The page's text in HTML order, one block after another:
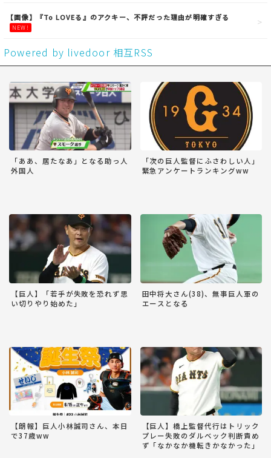
【画像】『To LOVEる』のアクキー、不評だった理由が明確すぎる
NEW!
Powered by livedoor 相互RSS
「ああ、居たなあ」となる助っ人
外国人
「次の巨人監督にふさわしい人」
緊急アンケートランキングww
【巨人】「若手が失敗を恐れず思
い切りやり始めた」
田中将大さん(38)、無事巨人軍の
エースとなる
【朗報】巨人小林誠司さん、本日
で37歳ww
【巨人】橋上監督代行はトリック
プレー失敗のダルベック判断責め
ず「なかなか機転きかなかった」